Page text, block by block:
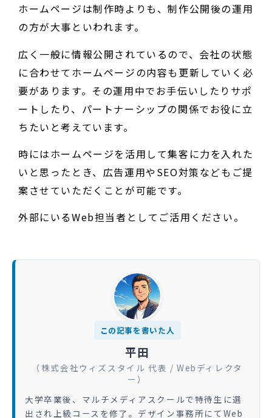
ホームページは制作時よりも、制作公開後の運用
の方が大事といわれます。
広く一般に情報公開されているので、会社の状態
に合わせてホームページの内容も更新していく必
要があります。その運用中でお手伝いしたりサポ
ートしたり、パートナーシップの関係でお役に立
ちたいと考えています。
時にはホームページを活用して集客に力を入れた
いと思ったとき、広告運用やSEO対策などもご提
案させていただくことが可能です。
外部にいるWeb担当者としてご活用ください。
この記事を書いた人
平田
（株式会社ウィズスタイル 代表 / Webディレクタ
ー）
大学卒業後、マルチメディアスクールで特待生に選
出され上級コースを修了。デザイン事務所にてWeb